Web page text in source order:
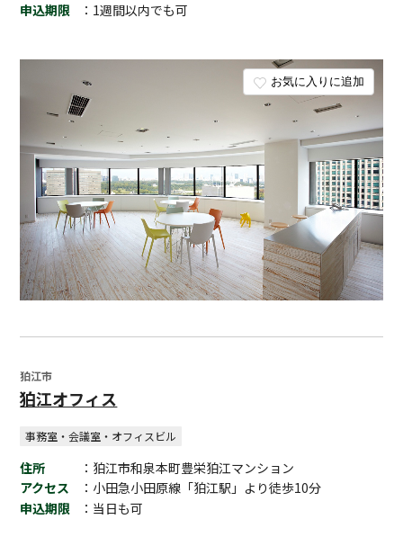
お気に入りに追加
申込期限 ：1週間以内でも可
狛江市
狛江オフィス
事務室・会議室・オフィスビル
住所
：狛江市和泉本町豊栄狛江マンション
アクセス
：小田急小田原線「狛江駅」より徒歩10分
申込期限
：当日も可